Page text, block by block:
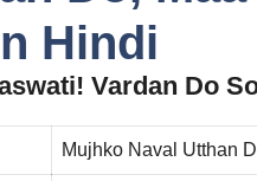
Hindi
Vardan Do
Mujhko Naval Utthan